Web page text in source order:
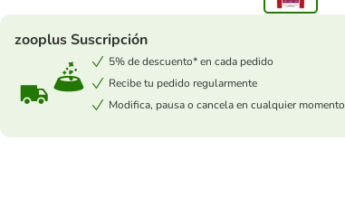
zooplus Suscripción
5% de descuento* en cada pedido
Recibe tu pedido regularmente
Modifica, pausa o cancela en cualquier momento